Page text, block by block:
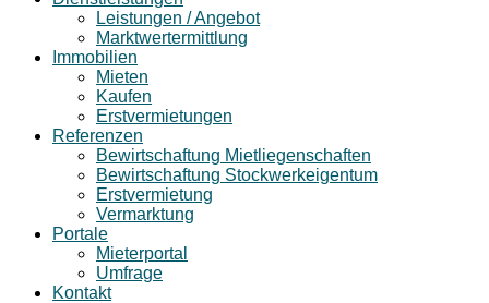
Leistungen / Angebot
Marktwertermittlung
Immobilien
Mieten
Kaufen
Erstvermietungen
Referenzen
Bewirtschaftung Mietliegenschaften
Bewirtschaftung Stockwerkeigentum
Erstvermietung
Vermarktung
Portale
Mieterportal
Umfrage
Kontakt